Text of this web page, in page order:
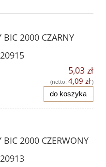
BIC 2000 CZARNY
5,03 zł
(netto: 4,09 zł )
do koszyka
BIC 2000 CZERWONY